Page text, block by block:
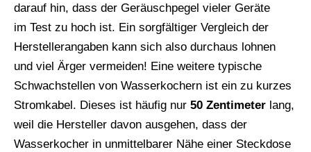
darauf hin, dass der Geräuschpegel vieler Geräte
im Test zu hoch ist. Ein sorgfältiger Vergleich der
Herstellerangaben kann sich also durchaus lohnen
und viel Ärger vermeiden! Eine weitere typische
Schwachstellen von Wasserkochern ist ein zu kurzes
Stromkabel. Dieses ist häufig nur 50 Zentimeter lang,
weil die Hersteller davon ausgehen, dass der
Wasserkocher in unmittelbarer Nähe einer Steckdose